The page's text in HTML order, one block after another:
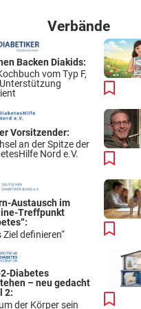
Viel ErfolgVerbände
Backen Diakids:
vom Typ F,
Vorsitzender:
an der Spitze der
Nord e.V.
Austausch im
Treffpunkt
Ziel definieren“
Diabetes
– neu gedacht
2:
der Körper sein